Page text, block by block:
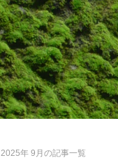
2025年 9月の記事一覧